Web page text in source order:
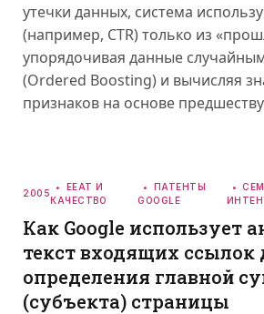
утечки данных, система
(например, CTR) только из
упорядочивая данные
(Ordered Boosting) и вычисляя
признаков на основе
2005
EEAT И
КАЧЕСТВО
ПАТЕНТЫ
GOOGLE
Как Google использует
текст входящих ссылок
определения главной
(субъекта) страницы